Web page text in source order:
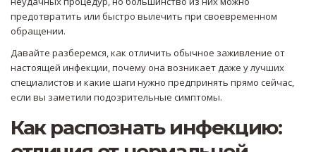
предотвратить или быстро вылечить при своевременном
обращении.
Давайте разберемся, как отличить обычное заживление от
настоящей инфекции, почему она возникает даже у лучших
специалистов и какие шаги нужно предпринять прямо сейчас,
если вы заметили подозрительные симптомы.
Как распознать инфекцию: